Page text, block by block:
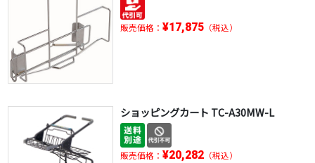
販売価格： ¥17,875（税込）
ショッピングカート TC-A30MW-L
販売価格： ¥20,282（税込）